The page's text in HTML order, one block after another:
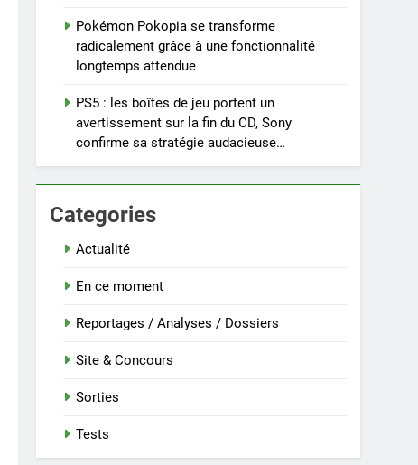
Pokémon Pokopia se transforme
radicalement grâce à une fonctionnalité
longtemps attendue
PS5 : les boîtes de jeu portent un
avertissement sur la fin du CD, Sony
confirme sa stratégie audacieuse…
Categories
Actualité
En ce moment
Reportages / Analyses / Dossiers
Site & Concours
Sorties
Tests